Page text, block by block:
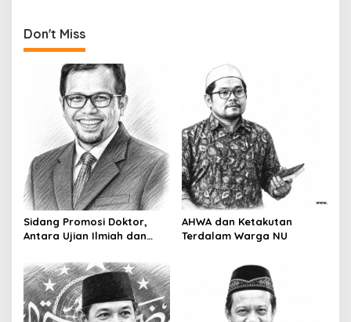
Don't Miss
Sidang Promosi Doktor,
Antara Ujian Ilmiah dan
AHWA dan Ketakutan
Terdalam Warga NU